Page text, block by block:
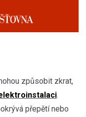
způsobit zkrat,
.
přepětí nebo